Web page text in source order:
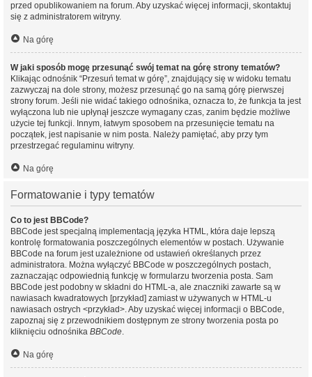
przed opublikowaniem na forum. Aby uzyskać więcej informacji, skontaktuj
się z administratorem witryny.
Na górę
W jaki sposób mogę przesunąć swój temat na górę strony tematów?
Klikając odnośnik “Przesuń temat w górę”, znajdujący się w widoku tematu
zazwyczaj na dole strony, możesz przesunąć go na samą górę pierwszej
strony forum. Jeśli nie widać takiego odnośnika, oznacza to, że funkcja ta jest
wyłączona lub nie upłynął jeszcze wymagany czas, zanim będzie możliwe
użycie tej funkcji. Innym, łatwym sposobem na przesunięcie tematu na
początek, jest napisanie w nim posta. Należy pamiętać, aby przy tym
przestrzegać regulaminu witryny.
Na górę
Formatowanie i typy tematów
Co to jest BBCode?
BBCode jest specjalną implementacją języka HTML, która daje lepszą
kontrolę formatowania poszczególnych elementów w postach. Używanie
BBCode na forum jest uzależnione od ustawień określanych przez
administratora. Można wyłączyć BBCode w poszczególnych postach,
zaznaczając odpowiednią funkcję w formularzu tworzenia posta. Sam
BBCode jest podobny w składni do HTML-a, ale znaczniki zawarte są w
nawiasach kwadratowych [przykład] zamiast w używanych w HTML-u
nawiasach ostrych <przykład>. Aby uzyskać więcej informacji o BBCode,
zapoznaj się z przewodnikiem dostępnym ze strony tworzenia posta po
kliknięciu odnośnika BBCode.
Na górę